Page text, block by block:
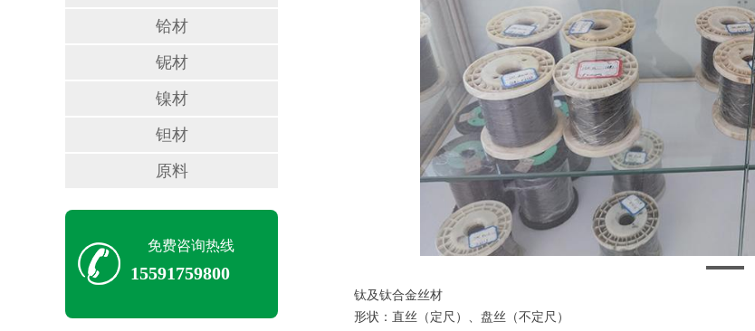
铪材
铌材
镍材
钽材
原料
免费咨询热线
15591759800
钛及钛合金丝材
形状：直丝（定尺）、盘丝（不定尺）